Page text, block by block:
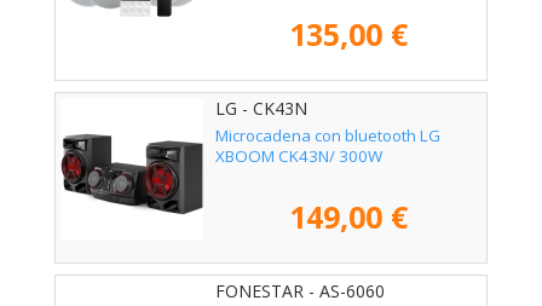
135,00 €
LG - CK43N
Microcadena con bluetooth LG
XBOOM CK43N/ 300W
149,00 €
FONESTAR - AS-6060